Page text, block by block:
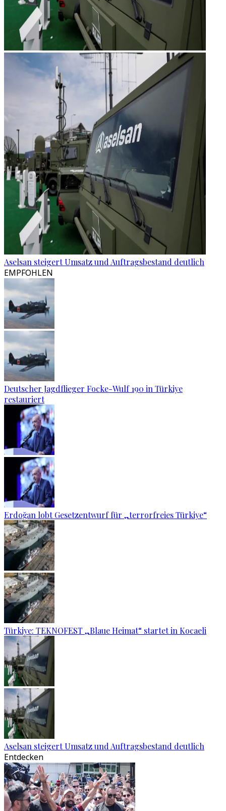
Aselsan steigert Umsatz und Auftragsbestand deutlich
EMPFOHLEN
Deutscher Jagdflieger Focke-Wulf 190 in Türkiye
restauriert
Erdoğan lobt Gesetzentwurf für „terrorfreies Türkiye“
Türkiye: TEKNOFEST „Blaue Heimat“ startet in Kocaeli
Aselsan steigert Umsatz und Auftragsbestand deutlich
Entdecken